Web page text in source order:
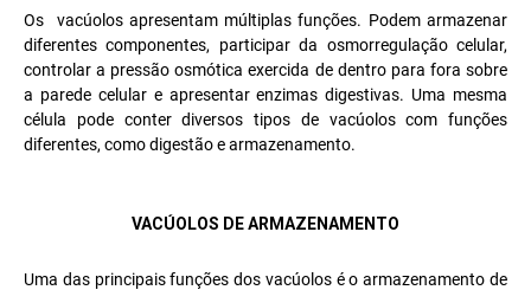
Os vacúolos apresentam múltiplas funções. Podem armazenar
diferentes componentes, participar da osmorregulação celular,
controlar a pressão osmótica exercida de dentro para fora sobre
a parede celular e apresentar enzimas digestivas. Uma mesma
célula pode conter diversos tipos de vacúolos com funções
diferentes, como digestão e armazenamento.
VACÚOLOS DE ARMAZENAMENTO
Uma das principais funções dos vacúolos é o armazenamento de